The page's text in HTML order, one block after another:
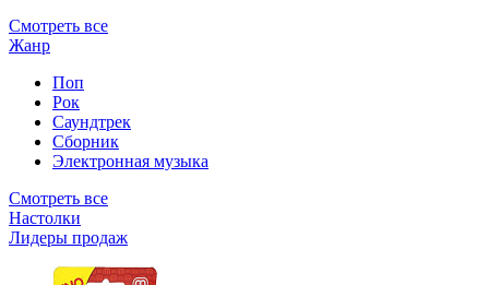
Смотреть все
Жанр
Поп
Рок
Саундтрек
Сборник
Электронная музыка
Смотреть все
Настолки
Лидеры продаж